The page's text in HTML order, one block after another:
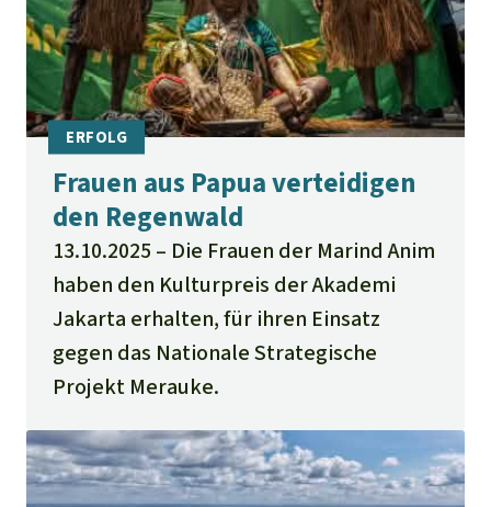
Frauen aus Papua verteidigen
den Regenwald
13.10.2025
Die Frauen der Marind Anim
haben den Kulturpreis der Akademi
Jakarta erhalten, für ihren Einsatz
gegen das Nationale Strategische
Projekt Merauke.